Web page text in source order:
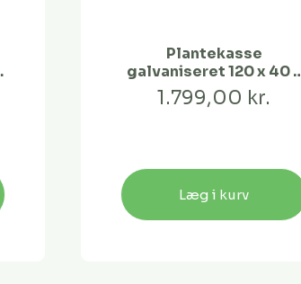
Plantekasse
galvaniseret 120 x 40 x
40
1.799,00 kr.
Læg i kurv